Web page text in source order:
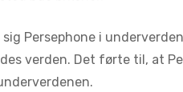
sig Persephone i
verden. Det førte til, at